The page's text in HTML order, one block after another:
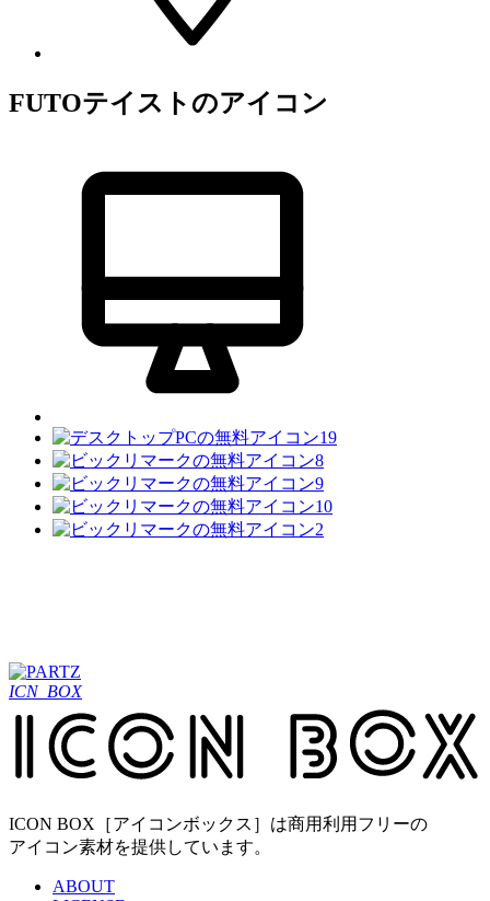
FUTOテイストのアイコン
ICN_BOX
ICON BOX［アイコンボックス］は商用利用フリーの
アイコン素材を提供しています。
ABOUT